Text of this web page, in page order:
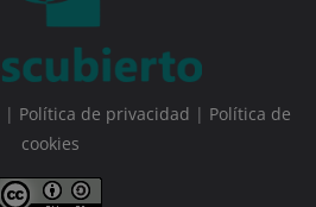
| Política de privacidad | Política de
cookies